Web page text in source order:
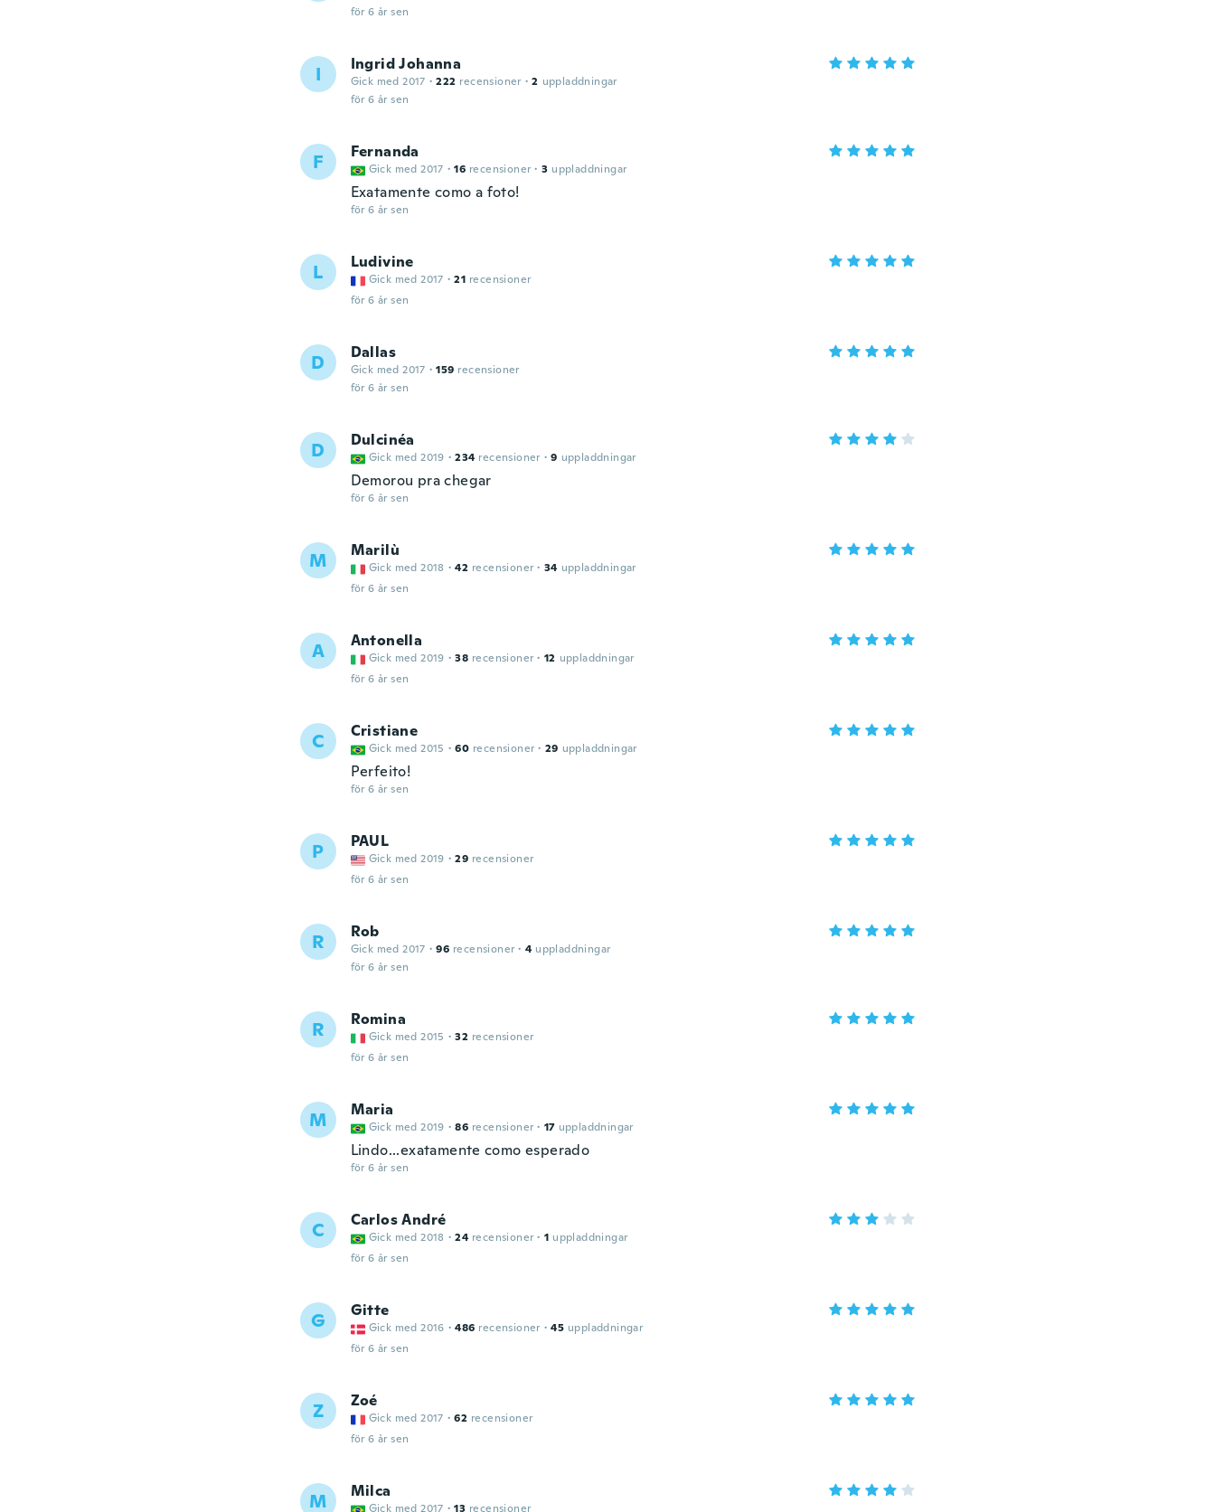
för 6 år sen
I Ingrid Johanna
Gick med 2017 · 222 recensioner · 2 uppladdningar
för 6 år sen
F Fernanda
Gick med 2017 · 16 recensioner · 3 uppladdningar
Exatamente como a foto!
för 6 år sen
L Ludivine
Gick med 2017 · 21 recensioner
för 6 år sen
D Dallas
Gick med 2017 · 159 recensioner
för 6 år sen
D Dulcinéa
Gick med 2019 · 234 recensioner · 9 uppladdningar
Demorou pra chegar
för 6 år sen
M Marilù
Gick med 2018 · 42 recensioner · 34 uppladdningar
för 6 år sen
A Antonella
Gick med 2019 · 38 recensioner · 12 uppladdningar
för 6 år sen
C Cristiane
Gick med 2015 · 60 recensioner · 29 uppladdningar
Perfeito!
för 6 år sen
P PAUL
Gick med 2019 · 29 recensioner
för 6 år sen
R Rob
Gick med 2017 · 96 recensioner · 4 uppladdningar
för 6 år sen
R Romina
Gick med 2015 · 32 recensioner
för 6 år sen
M Maria
Gick med 2019 · 86 recensioner · 17 uppladdningar
Lindo...exatamente como esperado
för 6 år sen
C Carlos André
Gick med 2018 · 24 recensioner · 1 uppladdningar
för 6 år sen
G Gitte
Gick med 2016 · 486 recensioner · 45 uppladdningar
för 6 år sen
Z Zoé
Gick med 2017 · 62 recensioner
för 6 år sen
M Milca
Gick med 2017 · 13 recensioner